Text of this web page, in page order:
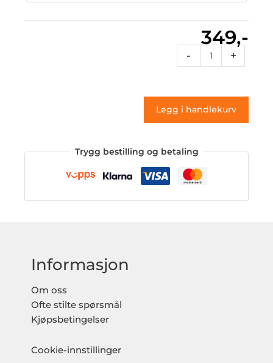
349,-
-
35a
antall
+
Legg i handlekurv
Trygg bestilling og betaling
Informasjon
Om oss
Ofte stilte spørsmål
Kjøpsbetingelser
Cookie-innstillinger